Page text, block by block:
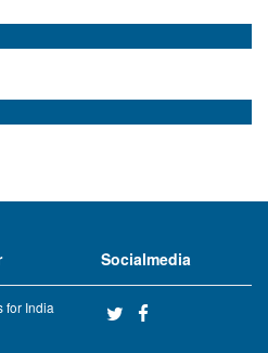
for India
Socialmedia